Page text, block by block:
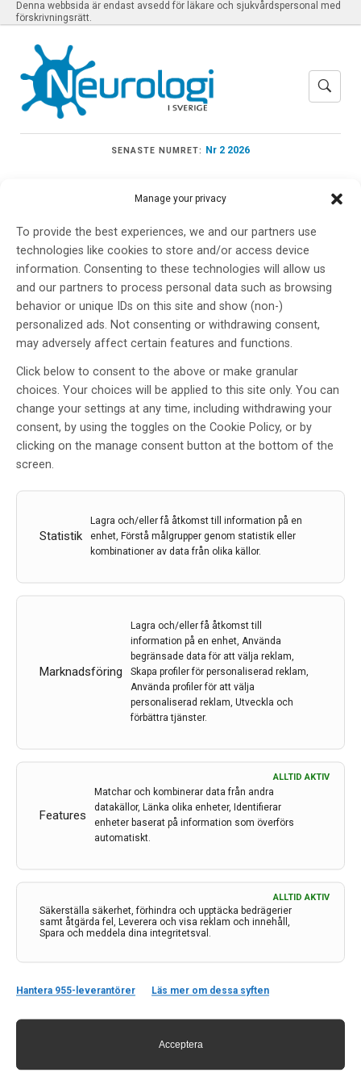
Manage your privacy
To provide the best experiences, we and our partners use
technologies like cookies to store and/or access device
information. Consenting to these technologies will allow us
and our partners to process personal data such as browsing
behavior or unique IDs on this site and show (non-)
personalized ads. Not consenting or withdrawing consent,
may adversely affect certain features and functions.
Click below to consent to the above or make granular
choices. Your choices will be applied to this site only. You can
change your settings at any time, including withdrawing your
consent, by using the toggles on the Cookie Policy, or by
clicking on the manage consent button at the bottom of the
screen.
Statistik
Lagra och/eller få åtkomst till information på en
enhet, Förstå målgrupper genom statistik eller
kombinationer av data från olika källor.
Marknadsföring
Lagra och/eller få åtkomst till
information på en enhet, Använda
begränsade data för att välja reklam,
Skapa profiler för personaliserad reklam,
Använda profiler för att välja
personaliserad reklam, Utveckla och
förbättra tjänster.
Features
ALLTID AKTIV
Matchar och kombinerar data från andra
datakällor, Länka olika enheter, Identifierar
enheter baserat på information som överförs
automatiskt.
Säkerställa säkerhet, förhindra och upptäcka bedrägerier
samt åtgärda fel, Leverera och visa reklam och innehåll,
Spara och meddela dina integritetsval.
ALLTID AKTIV
Hantera 955-leverantörer Läs mer om dessa syften
Acceptera
Denna webbsida är endast avsedd för läkare och sjukvårdspersonal med
förskrivningsrätt.
SENASTE NUMRET: Nr 2 2026
Meny
p11
Protein i hjärnan kopplat till
både stress och depression
Karolinska Institutet
6 okt 2020
Proteinet p11 i hjärnan är viktigt både för funktionen
av den humörreglerande substansen serotonin och för
av nya läkemedel mot depression och ångest.
Kontakt
Neurologi i Sverige
113 68 Stockholm
Länkar